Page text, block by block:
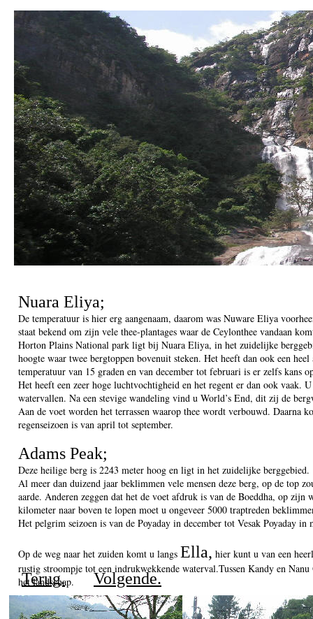
Nuara Eliya;
De temperatuur is hier erg aangenaam, daarom was Nuware Eliya
staat bekend om zijn vele thee-plantages waar de Ceylonthee vandaan
Horton Plains National park ligt bij Nuara Eliya, in het zuidelijke
hoogte waar twee bergtoppen bovenuit steken. Het heeft dan ook een
temperatuur van 15 graden en van december tot februari is er zelfs kans
Het heeft een zeer hoge luchtvochtigheid en het regent er dan ook vaak.
watervallen. Na een stevige wandeling vind u World’s End, dit zij de
Aan de voet worden het terrassen waarop thee wordt verbouwd. Daarna
regenseizoen is van april tot september.
Adams Peak;
Deze heilige berg is 2243 meter hoog en ligt in het zuidelijke berggebied.
Al meer dan duizend jaar beklimmen vele mensen deze berg, op de top
aarde. Anderen zeggen dat het de voet afdruk is van de Boeddha, op
kilometer naar boven te lopen moet u ongeveer 5000 traptreden
Het pelgrim seizoen is van de Poyaday in december tot Vesak Poyaday in
Op de weg naar het zuiden komt u langs Ella, hier kunt u van een
rustig stroompje tot een indrukwekkende waterval.Tussen Kandy en
het landschap.
Terug. Volgende.